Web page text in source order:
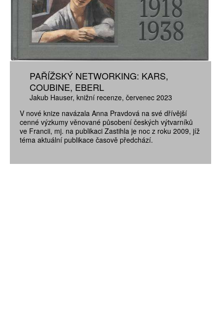
PAŘÍŽSKÝ NETWORKING: KARS,
COUBINE, EBERL
Jakub Hauser knižní recenze červenec 2023
V nové knize navázala Anna Pravdová na své dřívější
cenné výzkumy věnované působení českých výtvarníků
ve Francii, mj. na publikaci Zastihla je noc z roku 2009, jíž
téma aktuální publikace časově předchází.